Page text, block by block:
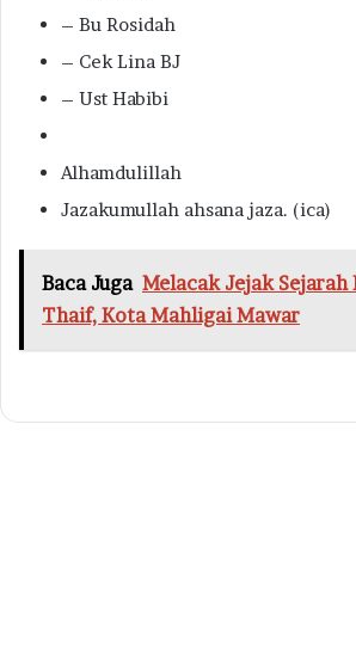
– Bu Rosidah
– Cek Lina BJ
– Ust Habibi
Alhamdulillah
Jazakumullah ahsana jaza. (ica)
Baca Juga Melacak Jejak Sejarah
Thaif, Kota Mahligai Mawar